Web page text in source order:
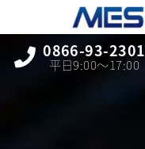
0866-93-2301
平日9:00〜17:00